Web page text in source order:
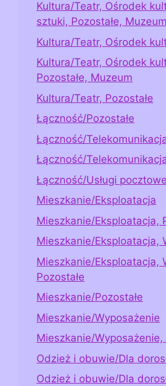
Kultura/Teatr, Ośrodek
sztuki, Pozostałe, Muzeum
Kultura/Teatr, Ośrodek
Kultura/Teatr, Ośrodek
Pozostałe, Muzeum
Kultura/Teatr, Pozostałe
Łączność/Pozostałe
Łączność/
Łączność/
Łączność/Usługi pocztowe
Mieszkanie/Eksploatacja
Mieszkanie/Eksploatacja,
Mieszkanie/Eksploatacja,
Mieszkanie/Eksploatacja,
Pozostałe
Mieszkanie/Pozostałe
Mieszkanie/Wyposażenie
Mieszkanie/Wyposażenie,
Odzież i obuwie/Dla
Odzież i obuwie/Dla